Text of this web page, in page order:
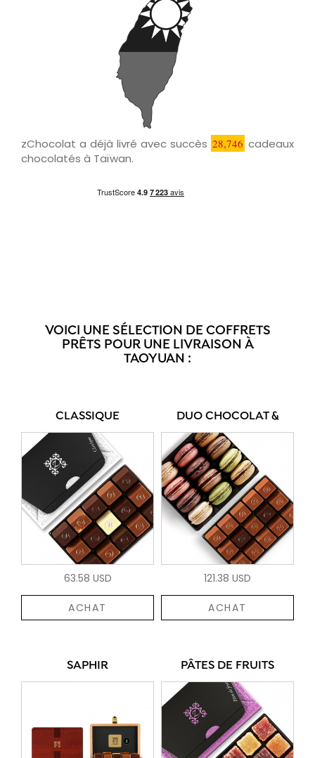
zChocolat a déjà livré avec succès 28,746 cadeaux
chocolatés à Taïwan.
VOICI UNE SÉLECTION DE COFFRETS
PRÊTS POUR UNE LIVRAISON À
TAOYUAN :
CLASSIQUE
63.58 USD
ACHAT
DUO CHOCOLAT &
121.38 USD
ACHAT
SAPHIR PÂTES DE FRUITS